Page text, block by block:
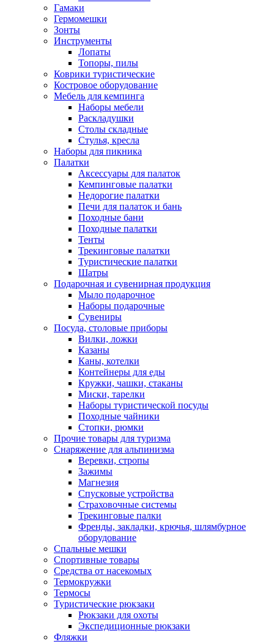
Гамаки
Гермомешки
Зонты
Инструменты
Лопаты
Топоры, пилы
Коврики туристические
Костровое оборудование
Мебель для кемпинга
Наборы мебели
Раскладушки
Столы складные
Стулья, кресла
Наборы для пикника
Палатки
Аксессуары для палаток
Кемпинговые палатки
Недорогие палатки
Печи для палаток и бань
Походные бани
Походные палатки
Тенты
Трекинговые палатки
Туристические палатки
Шатры
Подарочная и сувенирная продукция
Мыло подарочное
Наборы подарочные
Сувениры
Посуда, столовые приборы
Вилки, ложки
Казаны
Каны, котелки
Контейнеры для еды
Кружки, чашки, стаканы
Миски, тарелки
Наборы туристической посуды
Походные чайники
Стопки, рюмки
Прочие товары для туризма
Снаряжение для альпинизма
Веревки, стропы
Зажимы
Магнезия
Спусковые устройства
Страховочные системы
Трекинговые палки
Френды, закладки, крючья, шлямбурное
оборудование
Спальные мешки
Спортивные товары
Средства от насекомых
Термокружки
Термосы
Туристические рюкзаки
Рюкзаки для охоты
Экспедиционные рюкзаки
Фляжки